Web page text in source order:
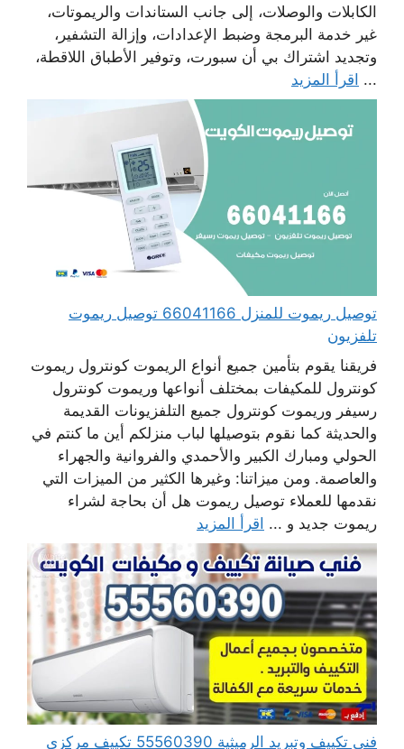
الكابلات والوصلات، إلى جانب الستاندات والريموتات،
غير خدمة البرمجة وضبط الإعدادات، وإزالة التشفير،
وتجديد اشتراك بي أن سبورت، وتوفير الأطباق اللاقطة،
... اقرأ المزيد
توصيل ريموت للمنزل 66041166 توصيل ريموت
تلفزيون
فريقنا يقوم بتأمين جميع أنواع الريموت كونترول ريموت
كونترول للمكيفات بمختلف أنواعها وريموت كونترول
رسيفر وريموت كونترول جميع التلفزيونات القديمة
والحديثة كما نقوم بتوصيلها لباب منزلكم أين ما كنتم في
الحولي ومبارك الكبير والأحمدي والفروانية والجهراء
والعاصمة. ومن ميزاتنا: وغيرها الكثير من الميزات التي
نقدمها للعملاء توصيل ريموت هل أن بحاجة لشراء
ريموت جديد و ... اقرأ المزيد
فني تكييف وتبريد الرميثية 55560390 تكييف مركزي